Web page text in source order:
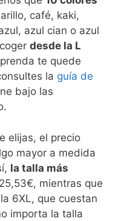
café, kaki,
azul cian o azul
desde la L
te quede
la guía de
bajo las
elijas, el precio
mayor a medida
la talla más
mientras que
6XL, que cuestan
importa la talla